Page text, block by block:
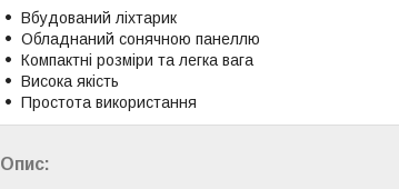
Вбудований ліхтарик
Обладнаний сонячною панеллю
Компактні розміри та легка вага
Висока якість
Простота використання
Опис: